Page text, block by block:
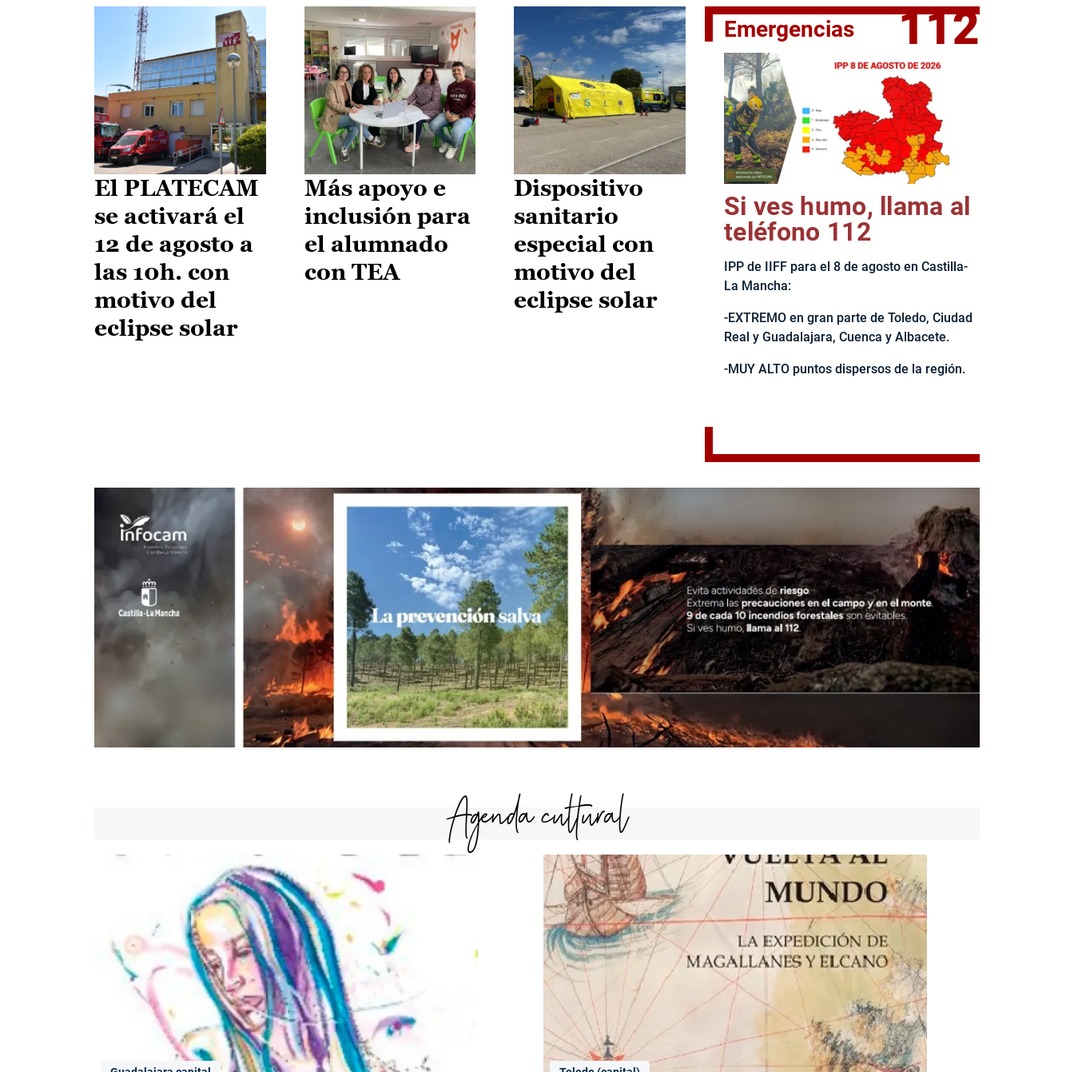
II Vuelta Ciclista CLM LEADER
El PLATECAM
se activará el
12 de agosto a
las 10h. con
motivo del
eclipse solar
Más apoyo e
inclusión para
el alumnado
con TEA
Dispositivo
sanitario
especial con
motivo del
eclipse solar
Emergencias 112
Si ves humo, llama al
teléfono 112
IPP de IIFF para el 8 de agosto en Castilla-
La Mancha:
-EXTREMO en gran parte de Toledo, Ciudad
Real y Guadalajara, Cuenca y Albacete.
-MUY ALTO puntos dispersos de la región.
Agenda cultural